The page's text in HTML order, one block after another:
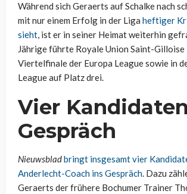
Während sich Geraerts auf Schalke nach
mit nur einem Erfolg in der Liga heftiger
sieht, ist er in seiner Heimat weiterhin
Jährige führte Royale Union Saint-Gilloise
Viertelfinale der Europa League sowie in
League auf Platz drei.
Vier
Gespräch
Nieuwsbladbringt insgesamt vier
Anderlecht-Coach ins Gespräch. Dazu
Geraerts der frühere Bochumer Trainer